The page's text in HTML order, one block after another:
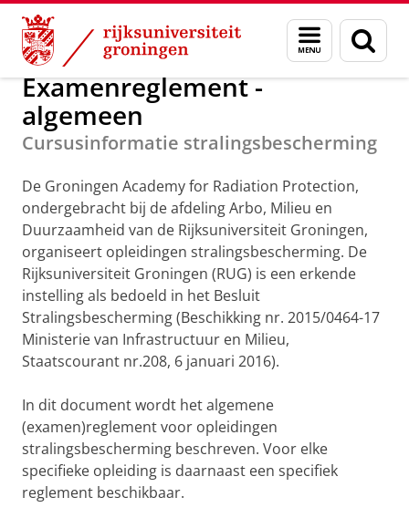
Skip
Content
Skip
Navigation
Menu
en
zoeken
Groningen Academy for Radiation Protection
Examenreglement -
algemeen
Cursusinformatie stralingsbescherming
De Groningen Academy for Radiation Protection,
ondergebracht bij de afdeling Arbo, Milieu en
Duurzaamheid van de Rijksuniversiteit Groningen,
organiseert opleidingen stralingsbescherming. De
Rijksuniversiteit Groningen (RUG) is een erkende
instelling als bedoeld in het Besluit
Stralingsbescherming (Beschikking nr. 2015/0464-17
Ministerie van Infrastructuur en Milieu,
Staatscourant nr.208, 6 januari 2016).
In dit document wordt het algemene
(examen)reglement voor opleidingen
stralingsbescherming beschreven. Voor elke
specifieke opleiding is daarnaast een specifiek
reglement beschikbaar.